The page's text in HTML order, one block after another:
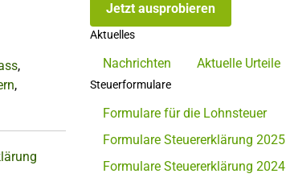
,
,
Jetzt ausprobieren
Aktuelles
Nachrichten Aktuelle Urteile
Steuerformulare
Formulare für die Lohnsteuer
Formulare Steuererklärung 2025
Formulare Steuererklärung 2024